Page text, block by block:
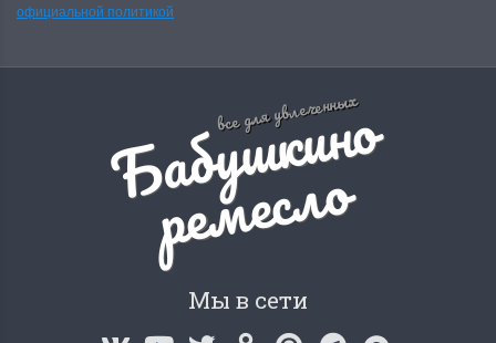
официальной политикой
все для увлеченных
Б
а
б
у
ш
к
и
н
о
р
е
м
е
с
л
о
Мы в сети